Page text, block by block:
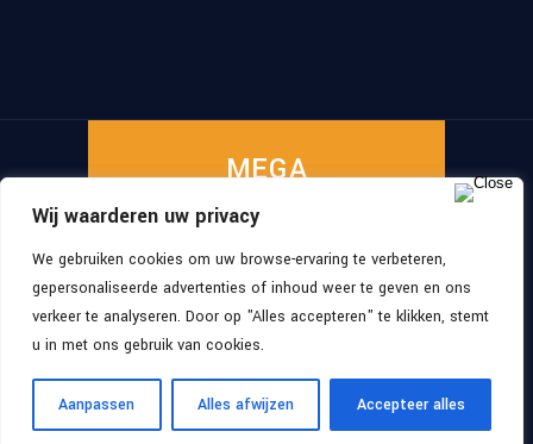
Wij waarderen uw privacy
We gebruiken cookies om uw browse-ervaring te verbeteren,
gepersonaliseerde advertenties of inhoud weer te geven en ons
verkeer te analyseren. Door op "Alles accepteren" te klikken, stemt
u in met ons gebruik van cookies.
Aanpassen Alles afwijzen Accepteer alles
MEGA
ISO
© 2026 MEGA-ISO , All Rights Reserved